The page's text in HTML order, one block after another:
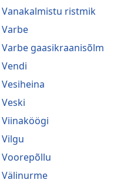
Vanakalmistu ristmik
Varbe
Varbe gaasikraanisõlm
Vendi
Vesiheina
Veski
Viinaköögi
Vilgu
Voorepõllu
Välinurme